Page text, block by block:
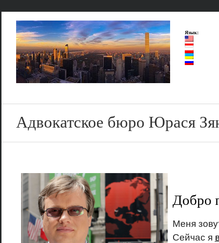
Язык:
Адвокатское бюро Юрася
Добро
Меня
Сейчас я